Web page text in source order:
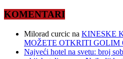
KOMENTARI
Milorad curcic na KINESKE
MOŽETE OTKRITI GOLIM
Najveći hotel na svetu: broj